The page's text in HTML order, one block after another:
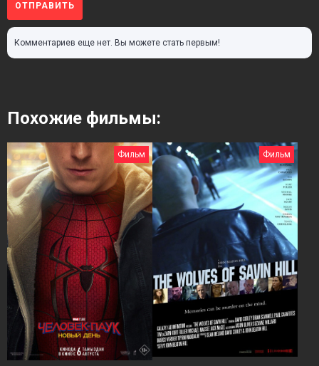
ОТПРАВИТЬ
Комментариев еще нет. Вы можете стать первым!
Похожие фильмы:
Фильм Фильм